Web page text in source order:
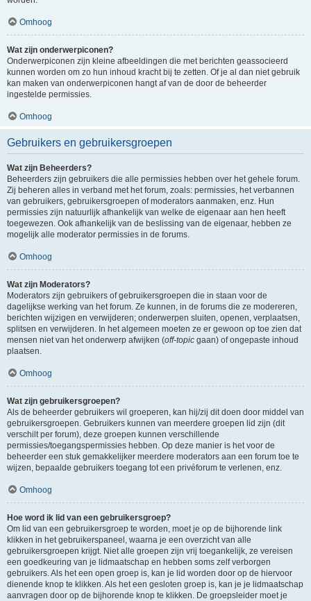
Omhoog
Wat zijn onderwerpiconen?
Onderwerpiconen zijn kleine afbeeldingen die met berichten geassocieerd
kunnen worden om zo hun inhoud kracht bij te zetten. Of je al dan niet gebruik
kan maken van onderwerpiconen hangt af van de door de beheerder
ingestelde permissies.
Omhoog
Gebruikers en gebruikersgroepen
Wat zijn Beheerders?
Beheerders zijn gebruikers die alle permissies hebben over het gehele forum.
Zij beheren alles in verband met het forum, zoals: permissies, het verbannen
van gebruikers, gebruikersgroepen of moderators aanmaken, enz. Hun
permissies zijn natuurlijk afhankelijk van welke de eigenaar aan hen heeft
toegewezen. Ook afhankelijk van de beslissing van de eigenaar, hebben ze
mogelijk alle moderator permissies in de forums.
Omhoog
Wat zijn Moderators?
Moderators zijn gebruikers of gebruikersgroepen die in staan voor de
dagelijkse werking van het forum. Ze kunnen, in de forums die ze modereren,
berichten wijzigen en verwijderen; onderwerpen sluiten, openen, verplaatsen,
splitsen en verwijderen. In het algemeen moeten ze er gewoon op toe zien dat
mensen niet van het onderwerp afwijken (off-topic gaan) of ongepaste inhoud
plaatsen.
Omhoog
Wat zijn gebruikersgroepen?
Als de beheerder gebruikers wil groeperen, kan hij/zij dit doen door middel van
gebruikersgroepen. Gebruikers kunnen van meerdere groepen lid zijn (dit
verschilt per forum), deze groepen kunnen verschillende
permissies/toegangspermissies hebben. Op deze manier is het voor de
beheerder een stuk gemakkelijker meerdere moderators aan een forum toe te
wijzen, bepaalde gebruikers toegang tot een privéforum te verlenen, enz.
Omhoog
Hoe word ik lid van een gebruikersgroep?
Om lid van een gebruikersgroep te worden, moet je op de bijhorende link
klikken in het gebruikerspaneel, waarna je een overzicht van alle
gebruikersgroepen krijgt. Niet alle groepen zijn vrij toegankelijk, ze vereisen
een goedkeuring van je lidmaatschap en hebben soms zelf verborgen
gebruikers. Als het een open groep is, kan je lid worden door op de hiervoor
dienende knop te klikken. Als het een gesloten groep is, kan je je lidmaatschap
aanvragen door op de bijhorende knop te klikken. De groepsleider moet je